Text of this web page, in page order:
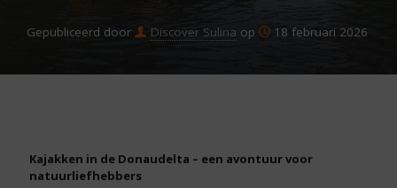
Gepubliceerd door Discover Sulina op 18 februari 2026
Kajakken in de Donaudelta – een avontuur voor
natuurliefhebbers